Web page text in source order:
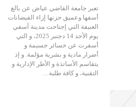
تعبر جامعة القاضي عياض عن بالغ
أسفها وعميق حزنها إزاء الفيضانات
العنيفة التي إجتاحت مدينة آسفي
يوم الأحد 14 دجنبر 2025، و التي
أسفرت عن خسائر جسيمة و
أضرار مادية و بشرية مؤلمة. و إذ
يتقاسم الأساتذة و الأطر الإدارية و
التقنية، و كافة طلبة…